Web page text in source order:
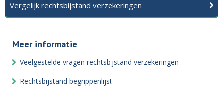
Vergelijk rechtsbijstand verzekeringen
Meer informatie
Veelgestelde vragen rechtsbijstand verzekeringen
Rechtsbijstand begrippenlijst